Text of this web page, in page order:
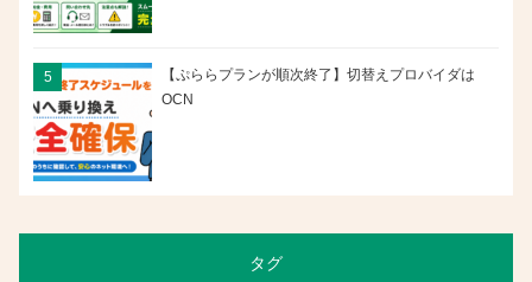
【ぷららプランが順次終了】切替えプロバイダは
OCN
タグ